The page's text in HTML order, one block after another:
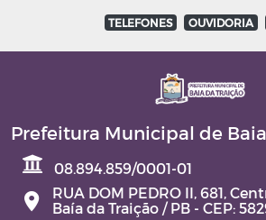
PCA - Prestação de
LAI (Lei de Acesso à
Lei Orgânica
Contratos e
TELEFONES OUVIDORIA
Prefeitura Municipal de
08.894.859/0001-01
RUA DOM PEDRO II, 681,
Baía da Traição / PB - CEP: